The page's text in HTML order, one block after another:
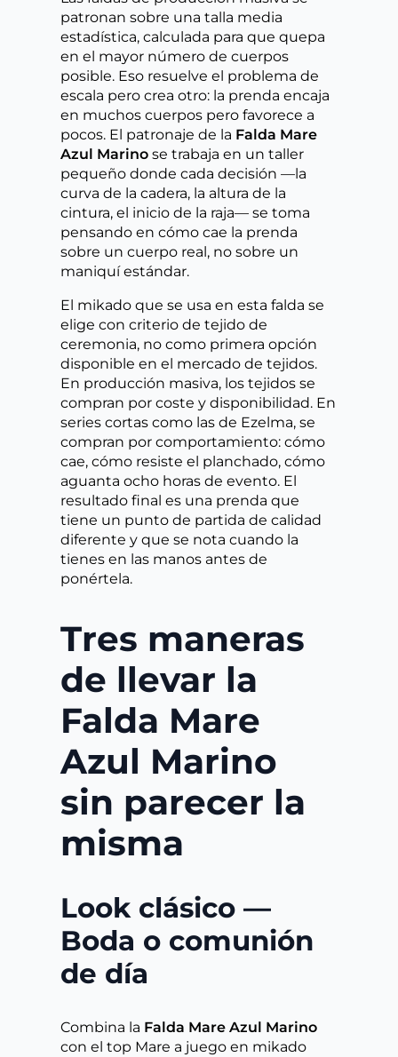
patronan sobre una talla media
estadística, calculada para que quepa
en el mayor número de cuerpos
posible. Eso resuelve el problema de
escala pero crea otro: la prenda encaja
en muchos cuerpos pero favorece a
pocos. El patronaje de la Falda Mare
Azul Marino se trabaja en un taller
pequeño donde cada decisión —la
curva de la cadera, la altura de la
cintura, el inicio de la raja— se toma
pensando en cómo cae la prenda
sobre un cuerpo real, no sobre un
maniquí estándar.
El mikado que se usa en esta falda se
elige con criterio de tejido de
ceremonia, no como primera opción
disponible en el mercado de tejidos.
En producción masiva, los tejidos se
compran por coste y disponibilidad. En
series cortas como las de Ezelma, se
compran por comportamiento: cómo
cae, cómo resiste el planchado, cómo
aguanta ocho horas de evento. El
resultado final es una prenda que
tiene un punto de partida de calidad
diferente y que se nota cuando la
tienes en las manos antes de
ponértela.
Tres maneras
de llevar la
Falda Mare
Azul Marino
sin parecer la
misma
Look clásico —
Boda o comunión
de día
Combina la Falda Mare Azul Marino
con el top Mare a juego en mikado